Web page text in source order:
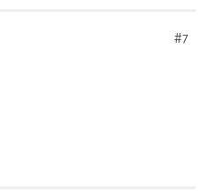
#7